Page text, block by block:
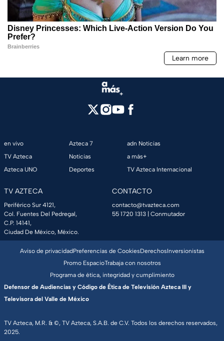
en vivo
TV Azteca
Azteca UNO
Azteca 7
Noticias
Deportes
adn Noticias
a más+
TV Azteca Internacional
TV AZTECA
Periférico Sur 4121,
Col. Fuentes Del Pedregal,
C.P. 14141,
Ciudad De México, México.
CONTACTO
contacto@tvazteca.com
55 1720 1313 | Conmutador
TV Azteca, M.R. & ©, TV Azteca, S.A.B. de C.V. Todos los derechos reservados,
2025.
Aviso de privacidadPreferencias de CookiesDerechosInversionistas
Promo EspacioTrabaja con nosotros
Programa de ética, integridad y cumplimiento
Defensor de Audiencias y Código de Ética de Televisión Azteca III y
Televisora del Valle de México